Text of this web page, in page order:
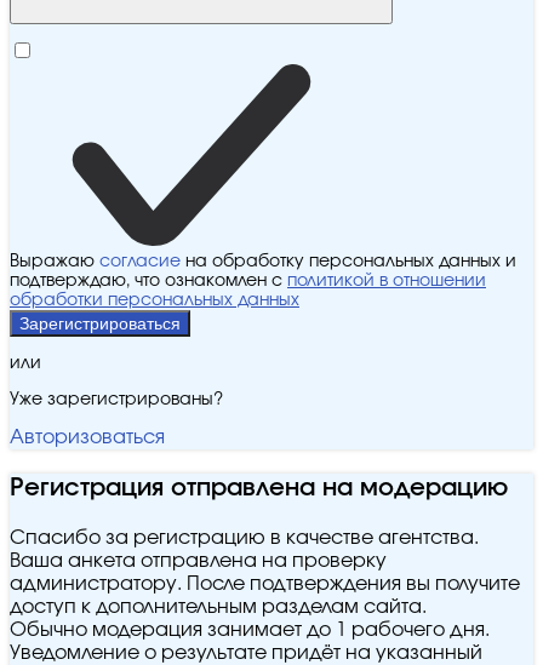
Выражаю согласие на обработку персональных данных и
подтверждаю, что ознакомлен с политикой в отношении
обработки персональных данных
Зарегистрироваться
или
Уже зарегистрированы?
Авторизоваться
Регистрация отправлена на модерацию
Спасибо за регистрацию в качестве агентства.
Ваша анкета отправлена на проверку
администратору. После подтверждения вы получите
доступ к дополнительным разделам сайта.
Обычно модерация занимает до 1 рабочего дня.
Уведомление о результате придёт на указанный